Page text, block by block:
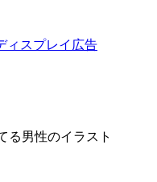
ィスプレイ広告